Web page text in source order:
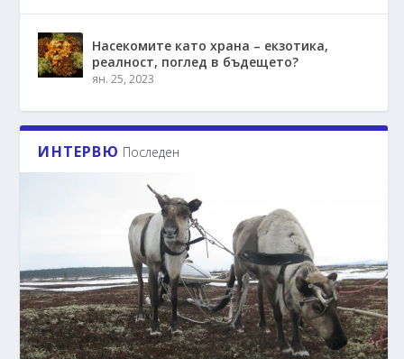
Насекомите като храна – екзотика,
реалност, поглед в бъдещето?
ян. 25, 2023
ИНТЕРВЮ Последен